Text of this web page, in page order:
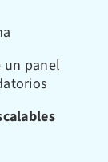
un panel